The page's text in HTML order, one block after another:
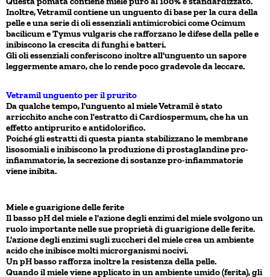
Inoltre, Vetramil contiene un unguento di base per la cura della
pelle e una serie di oli essenziali antimicrobici come Ocimum
bacilicum e Tymus vulgaris che rafforzano le difese della pelle e
inibiscono la crescita di funghi e batteri.
Gli oli essenziali conferiscono inoltre all'unguento un sapore
leggermente amaro, che lo rende poco gradevole da leccare.
Vetramil unguento per il prurito
Da qualche tempo, l'unguento al miele Vetramil è stato
arricchito anche con l'estratto di Cardiospermum, che ha un
effetto antiprurito e antidolorifico.
Poiché gli estratti di questa pianta stabilizzano le membrane
lisosomiali e inibiscono la produzione di prostaglandine pro-
infiammatorie, la secrezione di sostanze pro-infiammatorie
viene inibita.
Miele e guarigione delle ferite
Il basso pH del miele e l'azione degli enzimi del miele svolgono un
ruolo importante nelle sue proprietà di guarigione delle ferite.
L'azione degli enzimi sugli zuccheri del miele crea un ambiente
acido che inibisce molti microrganismi nocivi.
Un pH basso rafforza inoltre la resistenza della pelle.
Quando il miele viene applicato in un ambiente umido (ferita), gli